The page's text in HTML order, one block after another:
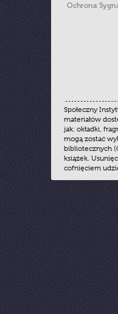
Ochrona
Społeczny
materiałów
jak: okładki,
mogą zostać
bibliotecznych
książek.
cofnięciem